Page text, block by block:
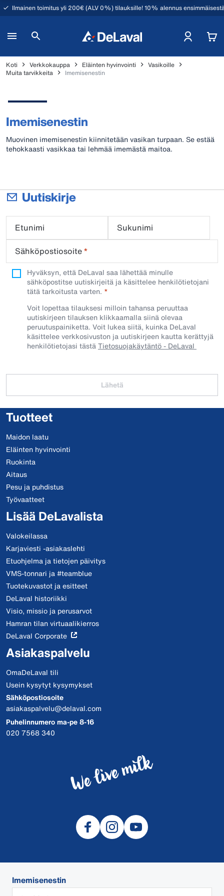
Ilmainen toimitus yli 200€ (ALV 0%) tilauksille! 10% alennus
Koti Verkkokauppa Eläinten hyvinvointi
Vasikoille
Muita tarvikkeita
Imemisenestin
Imemisenestin
Muovinen imemisenestin kiinnitetään vasikan turpaan. Se estää
tehokkaasti vasikkaa tai lehmää imemästä maitoa.
Imemisenestin
Uutiskirje
Etunimi
Sukunimi
Sähköpostiosoite*
Hyväksyn, että DeLaval saa lähettää minulle
sähköpostitse uutiskirjeitä ja käsittelee henkilötietojani
tätä tarkoitusta varten.
Voit lopettaa tilauksesi milloin tahansa peruuttaa
uutiskirjeen tilauksen klikkaamalla siinä olevaa
peruutuspainiketta. Voit lukea siitä, kuinka DeLaval
käsittelee verkkosivuston ja uutiskirjeen kautta kerättyjä
henkilötietojasi tästäTietosuojakäytäntö - DeLaval
Lähetä
Tuotteet
Maidon laatu
Eläinten hyvinvointi
Ruokinta
Aitaus
Pesu ja puhdistus
Työvaatteet
Lisää DeLavalista
Valokeilassa
Karjaviesti -asiakaslehti
Etuohjelma ja tietojen päivitys
VMS-tonnari ja #teamblue
Tuotekuvastot ja esitteet
DeLaval historiikki
Visio, missio ja perusarvot
Hamran tilan virtuaalikierros
DeLaval Corporate
Asiakaspalvelu
OmaDeLaval tili
Usein kysytyt kysymykset
Sähköpostiosoite
asiakaspalvelu@delaval.com
Puhelinnumero ma-pe 8-16
020 7568 340
© 2026 DeLaval